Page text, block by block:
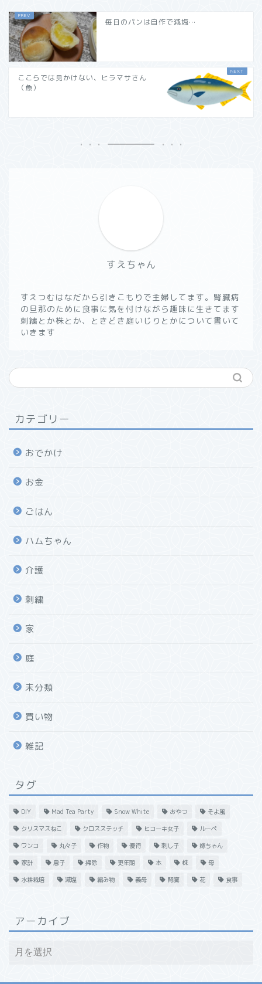
毎日のパンは自作で減塩…
ここらでは見かけない、ヒラマサさん
（魚）
すえちゃん
すえつむはなだから引きこもりで主婦してます。腎臓病
の旦那のために食事に気を付けながら趣味に生きてます
刺繍とか株とか、ときどき庭いじりとかについて書いて
いきます
カテゴリー
おでかけ
お金
ごはん
ハムちゃん
介護
刺繍
家
庭
未分類
買い物
雑記
タグ
DIY Mad Tea Party Snow White おやつ そよ風
クリスマスねこ クロスステッチ ヒコーキ女子 ルーペ
ワンコ 丸々子 作物 優待 刺し子 嫁ちゃん
家計 息子 掃除 更年期 本 株 母
水耕栽培 減塩 編み物 義母 腎臓 花 食事
アーカイブ